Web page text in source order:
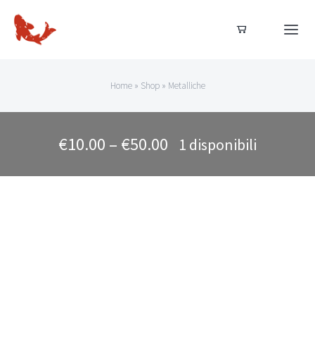
Salta
Home
Acquista ora
Home» Shop» Metalliche
€10.00 – €50.00 1 disponibili